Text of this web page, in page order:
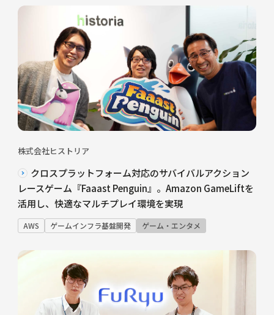
株式会社ヒストリア
クロスプラットフォーム対応のサバイバルアクション
レースゲーム『Faaast Penguin』。Amazon GameLiftを
活用し、快適なマルチプレイ環境を実現
AWS ゲームインフラ基盤開発 ゲーム・エンタメ